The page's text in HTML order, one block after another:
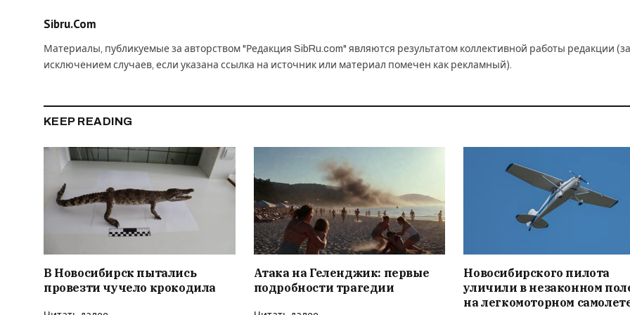
Sibru.Com
Материалы, публикуемые за авторством "Редакция SibRu.com" являются результатом коллективной работы редакции (за
исключением случаев, если указана ссылка на источник или материал помечен как рекламный).
KEEP READING
В Новосибирск пытались
провезти чучело крокодила
Атака на Геленджик: первые
подробности трагедии
Новосибирского пилота
уличили в незаконном
на легкомоторном